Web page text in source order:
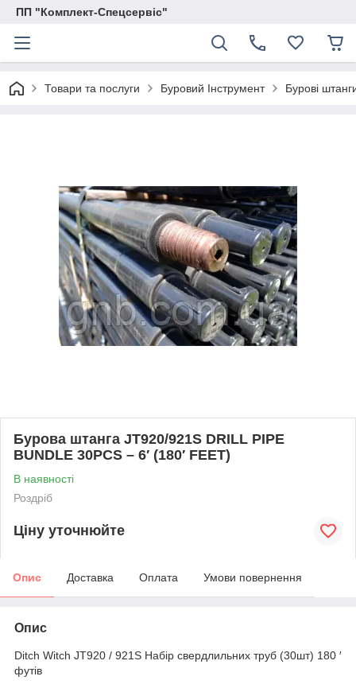
ПП "Комплект-Спецсервіс"
Товари та послуги Буровий Інструмент Бурові
Бурова штанга JT920/921S DRILL PIPE
BUNDLE 30PCS – 6′ (180′ FEET)
В наявності
Роздріб
Ціну уточнюйте
Опис Доставка Оплата Умови повернення
Опис
Ditch Witch JT920 / 921S Набір свердлильних труб (30шт) 180 ′
футів